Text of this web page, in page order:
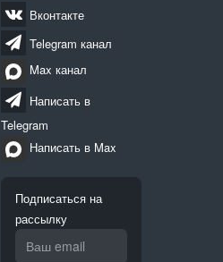
Вконтакте
Telegram канал
Max канал
Написать в
Telegram
Написать в Max
Подписаться на
рассылку